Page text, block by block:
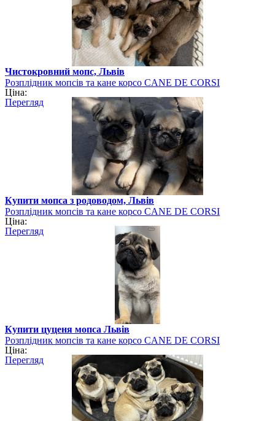
Чистокровний мопс, Львів
Розплідник мопсів та кане корсо CANE DE CORSI
Ціна:
Перегляд
Купити мопса з родоводом, Львів
Розплідник мопсів та кане корсо CANE DE CORSI
Ціна:
Перегляд
Купити цуценя мопса Львів
Розплідник мопсів та кане корсо CANE DE CORSI
Ціна:
Перегляд